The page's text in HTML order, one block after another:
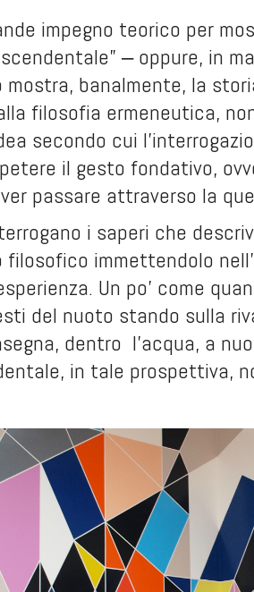
impegno teorico per
‒ oppure, in
banalmente, la
filosofia ermeneutica,
secondo cui
il gesto fondativo,
passare attraverso la
i saperi che
immettendolo
Un po’ come
del nuoto stando sulla
dentro l’acqua, a
in tale prospettiva,